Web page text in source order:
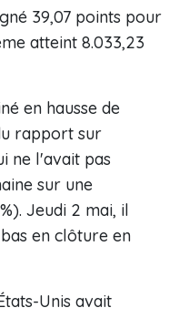
39,07 points pour
atteint 8.033,23
en hausse de
rapport sur
ne l'avait pas
sur une
Jeudi 2 mai, il
en clôture en
Unis avait